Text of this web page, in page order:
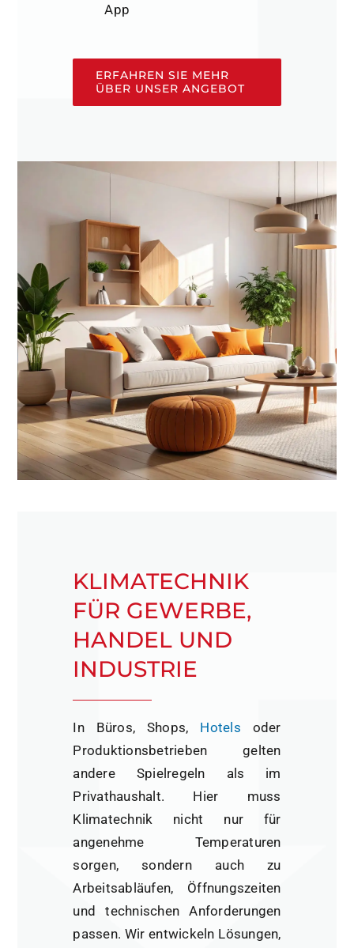
App
ERFAHREN SIE MEHR
ÜBER UNSER ANGEBOT
KLIMATECHNIK
FÜR GEWERBE,
HANDEL UND
INDUSTRIE
In Büros, Shops, Hotels oder
Produktionsbetrieben gelten
andere Spielregeln als im
Privathaushalt. Hier muss
Klimatechnik nicht nur für
angenehme Temperaturen
sorgen, sondern auch zu
Arbeitsabläufen, Öffnungszeiten
und technischen Anforderungen
passen. Wir entwickeln Lösungen,